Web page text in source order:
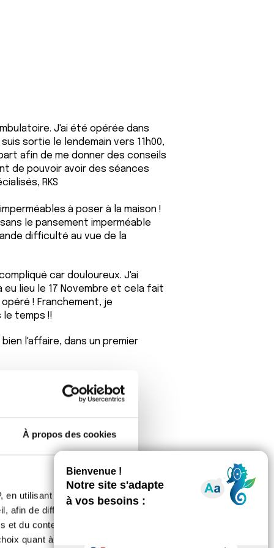
À propos des cookies
en utilisant des
afin de diffuser des
du contenu, ainsi que de
quant à l'utilisation de
J'ai été opérée dans
sortie le lendemain vers 11h00,
afin de me donner des conseils
de pouvoir avoir des séances
RKS
à poser à la maison !
le pansement imperméable
difficulté au vue de la
car douloureux. J'ai
lieu le 17 Novembre et cela fait
! Franchement, je
le temps !!
l'affaire, dans un premier
rassure que la douleur ne dure
jeudi prochain parce que j'ai rdv
que 11j entre la dernière chimio
les 2 mais d'un côté tant